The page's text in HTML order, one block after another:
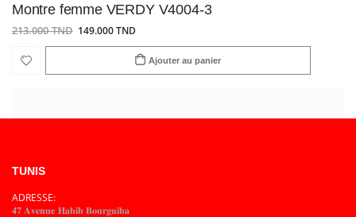
Montre femme VERDY V4004-3
213.000 TND 149.000 TND
Ajouter au panier
TUNIS
ADRESSE:
𝟒𝟕 𝐀𝐯𝐞𝐧𝐮𝐞 𝐇𝐚𝐛𝐢𝐛 𝐁𝐨𝐮𝐫𝐠𝐮𝐢𝐛𝐚